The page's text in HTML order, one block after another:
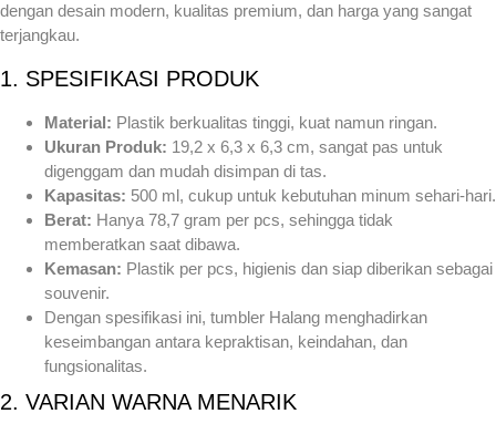
dengan desain modern, kualitas premium, dan harga yang sangat
terjangkau.
1. SPESIFIKASI PRODUK
Material: Plastik berkualitas tinggi, kuat namun ringan.
Ukuran Produk: 19,2 x 6,3 x 6,3 cm, sangat pas untuk
digenggam dan mudah disimpan di tas.
Kapasitas: 500 ml, cukup untuk kebutuhan minum sehari-hari.
Berat: Hanya 78,7 gram per pcs, sehingga tidak
memberatkan saat dibawa.
Kemasan: Plastik per pcs, higienis dan siap diberikan sebagai
souvenir.
Dengan spesifikasi ini, tumbler Halang menghadirkan
keseimbangan antara kepraktisan, keindahan, dan
fungsionalitas.
2. VARIAN WARNA MENARIK